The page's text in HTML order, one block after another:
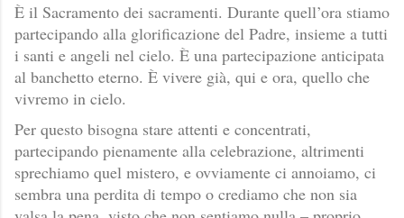
È il Sacramento dei sacramenti. Durante quell’ora stiamo
partecipando alla glorificazione del Padre, insieme a tutti
i santi e angeli nel cielo. È una partecipazione anticipata
al banchetto eterno. È vivere già, qui e ora, quello che
vivremo in cielo.
Per questo bisogna stare attenti e concentrati,
partecipando pienamente alla celebrazione, altrimenti
sprechiamo quel mistero, e ovviamente ci annoiamo, ci
sembra una perdita di tempo o crediamo che non sia